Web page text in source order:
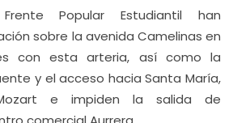
Popular Estudiantil han
sobre la avenida Camelinas en
con esta arteria, así como la
y el acceso hacia Santa María,
e impiden la salida de